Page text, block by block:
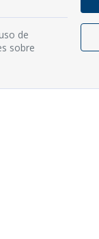
de
sobre